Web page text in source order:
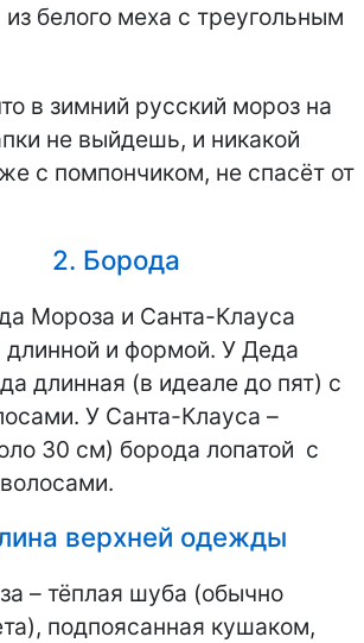
белого меха с треугольным
в зимний русский мороз на
не выйдешь, и никакой
с помпончиком, не спасёт от
2. Борода
Мороза и Санта-Клауса
длинной и формой. У Деда
длинная (в идеале до пят) с
У Санта-Клауса –
30 см) борода лопатой с
верхней одежды
– тёплая шуба (обычно
подпоясанная кушаком,